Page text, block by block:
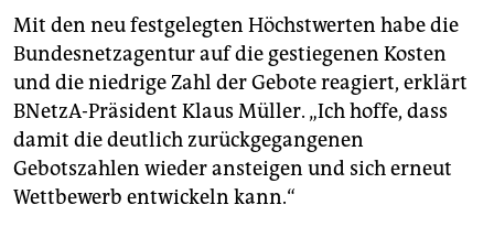
Mit den neu festgelegten Höchstwerten habe die
Bundesnetzagentur auf die gestiegenen Kosten
und die niedrige Zahl der Gebote reagiert, erklärt
BNetzA-Präsident Klaus Müller. „Ich hoffe, dass
damit die deutlich zurückgegangenen
Gebotszahlen wieder ansteigen und sich erneut
Wettbewerb entwickeln kann.“